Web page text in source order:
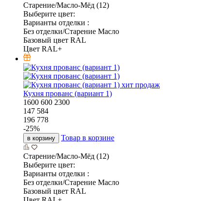
Старение/Масло-Мёд (12)
Выберите цвет:
Варианты отделки :
Без отделки/Старение Масло
Базовый цвет RAL
Цвет RAL+
хит продаж
Кухня прованс (вариант 1)
1600 600 2300
147 584
196 778
-25%
в корзину Товар в корзине
Старение/Масло-Мёд (12)
Выберите цвет:
Варианты отделки :
Без отделки/Старение Масло
Базовый цвет RAL